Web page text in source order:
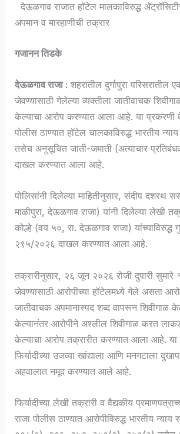
देऊळगाव राजात हॉटेल मालकाविरुद्ध
अपमान व मारहाणीची तक्रार
गजानन तिडके
देऊळगाव राजा : शहरातील दुर्गापुरा परिसरातील
जेवण्यासाठी गेलेल्या व्यक्तीला जातीवाचक
केल्याचा आरोप करण्यात आला आहे. या प्रकरणी
पोलीस ठाण्यात हॉटेल चालकाविरुद्ध भारतीय
तसेच अनुसूचित जाती-जमाती (अत्याचार
दाखल करण्यात आला आहे.
पोलिसांनी दिलेल्या माहितीनुसार, संदीप दशरथ
माळीपुरा, देऊळगाव राजा) यांनी दिलेल्या लेखी
कोल्हे (वय ५०, रा. देऊळगाव राजा) यांच्याविरुद्ध
२९५/२०२६ दाखल करण्यात आला आहे.
तक्रारीनुसार, २६ जून २०२६ रोजी दुपारी सुमारे १
जेवण्यासाठी आरोपीच्या हॉटेलमध्ये गेले असता
जातीवाचक अपमानास्पद शब्द वापरून शिवीगाळ
केल्यानंतर आरोपीने अश्लील शिवीगाळ करत
केल्याचा आरोप तक्रारीत करण्यात आला आहे. या
फिर्यादीच्या उजव्या खांद्याला आणि मनगटाला
अहवालात नमूद करण्यात आले आहे.
फिर्यादीच्या लेखी तक्रारी व वैद्यकीय
राजा पोलीस ठाण्यात आरोपीविरुद्ध भारतीय